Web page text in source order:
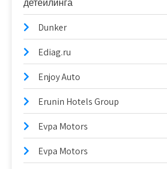
детейлинга
Dunker
Ediag.ru
Enjoy Auto
Erunin Hotels Group
Evpa Motors
Evpa Motors